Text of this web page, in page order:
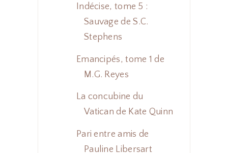
Indécise, tome 5 :
Sauvage de S.C.
Stephens
Emancipés, tome 1 de
M.G. Reyes
La concubine du
Vatican de Kate Quinn
Pari entre amis de
Pauline Libersart